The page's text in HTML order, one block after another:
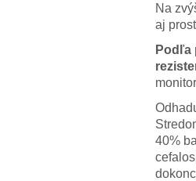
Na
aj
Podľa
40%